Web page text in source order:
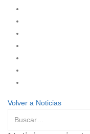
Volver a Noticias